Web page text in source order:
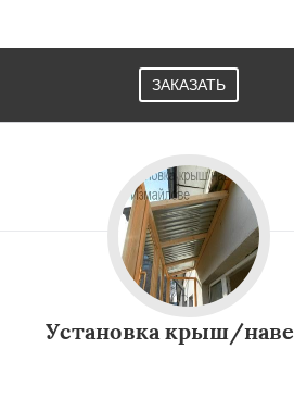
ЗАКАЗАТЬ
Установка крыш/